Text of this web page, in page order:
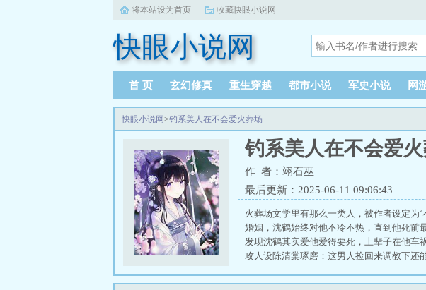
将本站设为首页 收藏快眼小说网
快眼小说网
首 页 玄幻修真 重生穿越 都市小说 军史小说 网
快眼小说网>钓系美人在不会爱火葬场
钓系美人在不会爱
作 者：翊石巫
最后更新：2025-06-11 09:06:43
火葬场文学里有那么一类人，被作者设定为
婚姻，沈鹤始终对他不冷不热，直到他死前
发现沈鹤其实爱他爱得要死，上辈子在他车
攻人设陈清棠琢磨：这男人捡回来调教下
感觉，男生漆黑沉和的眸子安静地看着他，